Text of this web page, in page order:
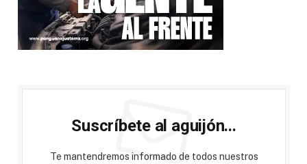
Suscríbete al aguijón...
Te mantendremos informado de todos nuestros